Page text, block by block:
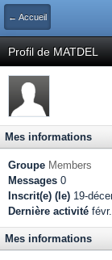
← Accueil
Profil de MATDEL
Mes informations
Groupe Members
Messages 0
Inscrit(e) (le) 19-
Dernière activité
Mes informations